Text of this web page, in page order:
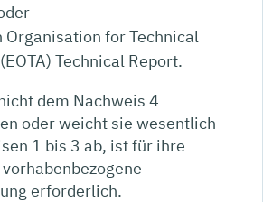
Organisation for Technical
Technical Report.
dem Nachweis 4
oder weicht sie wesentlich
1 bis 3 ab, ist für ihre
erforderlich.